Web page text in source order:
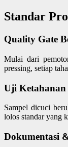
Standar
Quality Gate
Mulai dari
pressing, setiap
Uji
Sampel dicuci
lolos standar yang
Dokumentasi